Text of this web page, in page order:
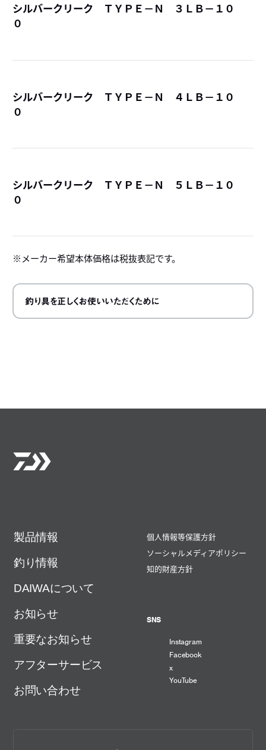
シルバークリーク ＴＹＰＥ－Ｎ ３ＬＢ－１０
０
シルバークリーク ＴＹＰＥ－Ｎ ４ＬＢ－１０
０
シルバークリーク ＴＹＰＥ－Ｎ ５ＬＢ－１０
０
メーカー希望本体価格は税抜表記です。
釣り具を正しくお使いいただくために
製品情報
釣り情報
DAIWAについて
お知らせ
重要なお知らせ
アフターサービス
お問い合わせ
個人情報等保護方針
ソーシャルメディアポリシー
知的財産方針
SNS
Instagram
Facebook
x
YouTube